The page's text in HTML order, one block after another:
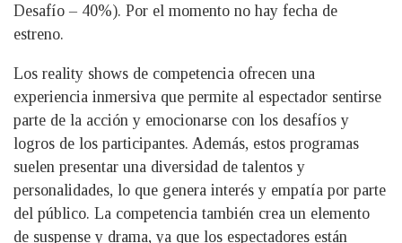
Desafío – 40%). Por el momento no hay fecha de
estreno.
Los reality shows de competencia ofrecen una
experiencia inmersiva que permite al espectador sentirse
parte de la acción y emocionarse con los desafíos y
logros de los participantes. Además, estos programas
suelen presentar una diversidad de talentos y
personalidades, lo que genera interés y empatía por parte
del público. La competencia también crea un elemento
de suspense y drama, ya que los espectadores están